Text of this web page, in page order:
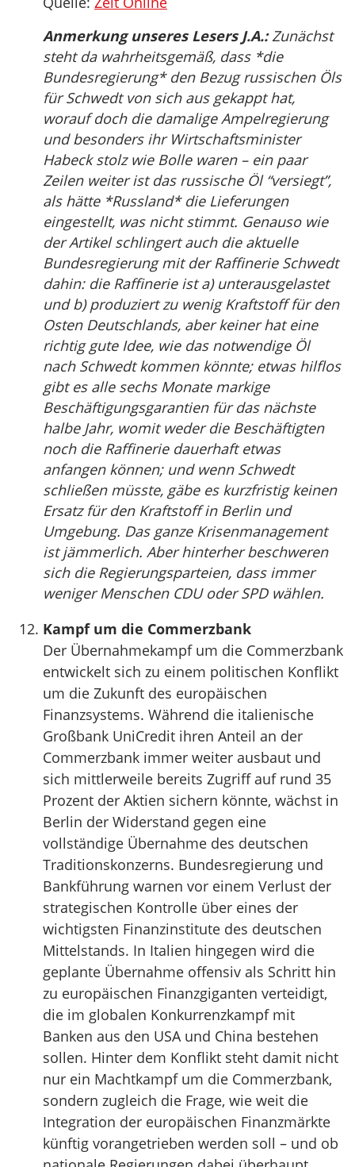
Anmerkung unseres Lesers J.A.:Zunächst
steht da wahrheitsgemäß, dass *die
Bundesregierung* den Bezug russischen Öls
für Schwedt von sich aus gekappt hat,
worauf doch die damalige Ampelregierung
und besonders ihr Wirtschaftsminister
Habeck stolz wie Bolle waren – ein paar
Zeilen weiter ist das russische Öl “versiegt”,
als hätte *Russland* die Lieferungen
eingestellt, was nicht stimmt. Genauso wie
der Artikel schlingert auch die aktuelle
Bundesregierung mit der Raffinerie Schwedt
dahin: die Raffinerie ist a) unterausgelastet
und b) produziert zu wenig Kraftstoff für den
Osten Deutschlands, aber keiner hat eine
richtig gute Idee, wie das notwendige Öl
nach Schwedt kommen könnte; etwas hilflos
gibt es alle sechs Monate markige
Beschäftigungsgarantien für das nächste
halbe Jahr, womit weder die Beschäftigten
noch die Raffinerie dauerhaft etwas
anfangen können; und wenn Schwedt
schließen müsste, gäbe es kurzfristig keinen
Ersatz für den Kraftstoff in Berlin und
Umgebung. Das ganze Krisenmanagement
ist jämmerlich. Aber hinterher beschweren
sich die Regierungsparteien, dass immer
weniger Menschen CDU oder SPD wählen.
Kampf um die Commerzbank
Der Übernahmekampf um die Commerzbank
entwickelt sich zu einem politischen Konflikt
um die Zukunft des europäischen
Finanzsystems. Während die italienische
Großbank UniCredit ihren Anteil an der
Commerzbank immer weiter ausbaut und
sich mittlerweile bereits Zugriff auf rund 35
Prozent der Aktien sichern könnte, wächst in
Berlin der Widerstand gegen eine
vollständige Übernahme des deutschen
Traditionskonzerns. Bundesregierung und
Bankführung warnen vor einem Verlust der
strategischen Kontrolle über eines der
wichtigsten Finanzinstitute des deutschen
Mittelstands. In Italien hingegen wird die
geplante Übernahme offensiv als Schritt hin
zu europäischen Finanzgiganten verteidigt,
die im globalen Konkurrenzkampf mit
Banken aus den USA und China bestehen
sollen. Hinter dem Konflikt steht damit nicht
nur ein Machtkampf um die Commerzbank,
sondern zugleich die Frage, wie weit die
Integration der europäischen Finanzmärkte
künftig vorangetrieben werden soll – und ob